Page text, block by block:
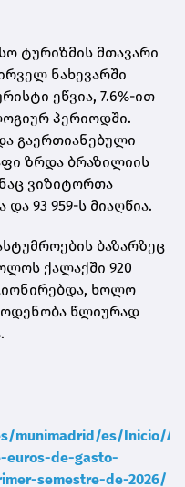
ტურიზმის მთავარი
ნახევარში
ეწვია, 7.6%-ით
პერიოდში.
გაერთიანებული
ზრდა ბრაზილიის
ვიზიტორთა
93 959-ს მიაღწია.
ბაზარზეც
ქალაქში 920
ხოლო
წლიურად
munimadrid/es/Inicio/
euros-de-gasto-
semestre-de-2026/